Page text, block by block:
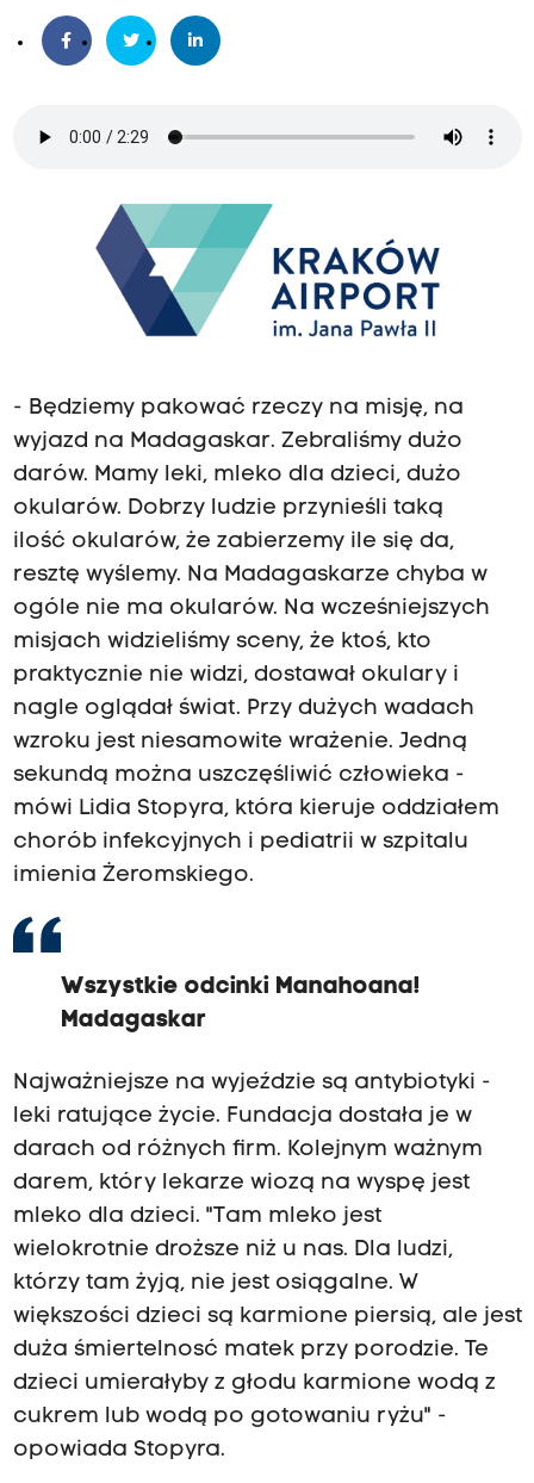
- Będziemy pakować rzeczy na misję, na
wyjazd na Madagaskar. Zebraliśmy dużo
darów. Mamy leki, mleko dla dzieci, dużo
okularów. Dobrzy ludzie przynieśli taką
ilość okularów, że zabierzemy ile się da,
resztę wyślemy. Na Madagaskarze chyba w
ogóle nie ma okularów. Na wcześniejszych
misjach widzieliśmy sceny, że ktoś, kto
praktycznie nie widzi, dostawał okulary i
nagle oglądał świat. Przy dużych wadach
wzroku jest niesamowite wrażenie. Jedną
sekundą można uszczęśliwić człowieka -
mówi Lidia Stopyra, która kieruje oddziałem
chorób infekcyjnych i pediatrii w szpitalu
imienia Żeromskiego.
Wszystkie odcinki Manahoana!
Madagaskar
Najważniejsze na wyjeździe są antybiotyki -
leki ratujące życie. Fundacja dostała je w
darach od różnych firm. Kolejnym ważnym
darem, który lekarze wiozą na wyspę jest
mleko dla dzieci. "Tam mleko jest
wielokrotnie droższe niż u nas. Dla ludzi,
którzy tam żyją, nie jest osiągalne. W
większości dzieci są karmione piersią, ale jest
duża śmiertelnosć matek przy porodzie. Te
dzieci umierałyby z głodu karmione wodą z
cukrem lub wodą po gotowaniu ryżu" -
opowiada Stopyra.